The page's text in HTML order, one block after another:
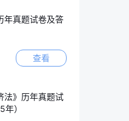
年真题试卷及答
查看
法》历年真题试
）